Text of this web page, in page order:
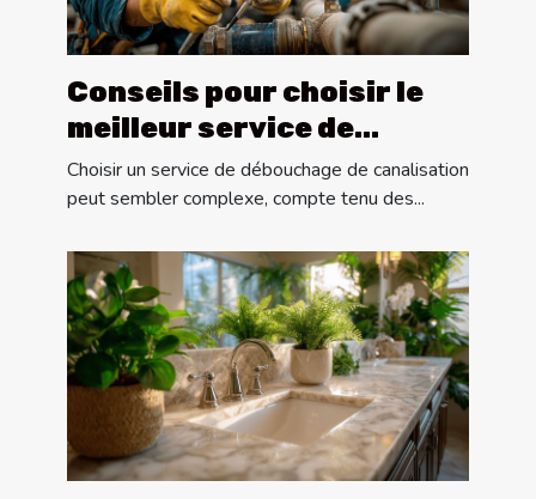
Conseils pour choisir le
meilleur service de
débouchage de
canalisation
Choisir un service de débouchage de canalisation
peut sembler complexe, compte tenu des...